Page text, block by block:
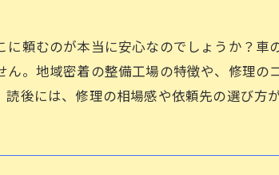
頼むのが本当に安心なのでしょうか？
。地域密着の整備工場の特徴や、修理
後には、修理の相場感や依頼先の選び方